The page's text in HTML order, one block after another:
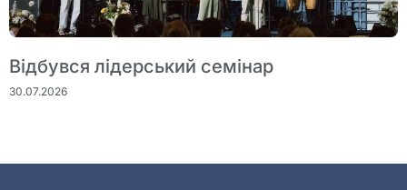
Відбувся лідерський семінар
30.07.2026